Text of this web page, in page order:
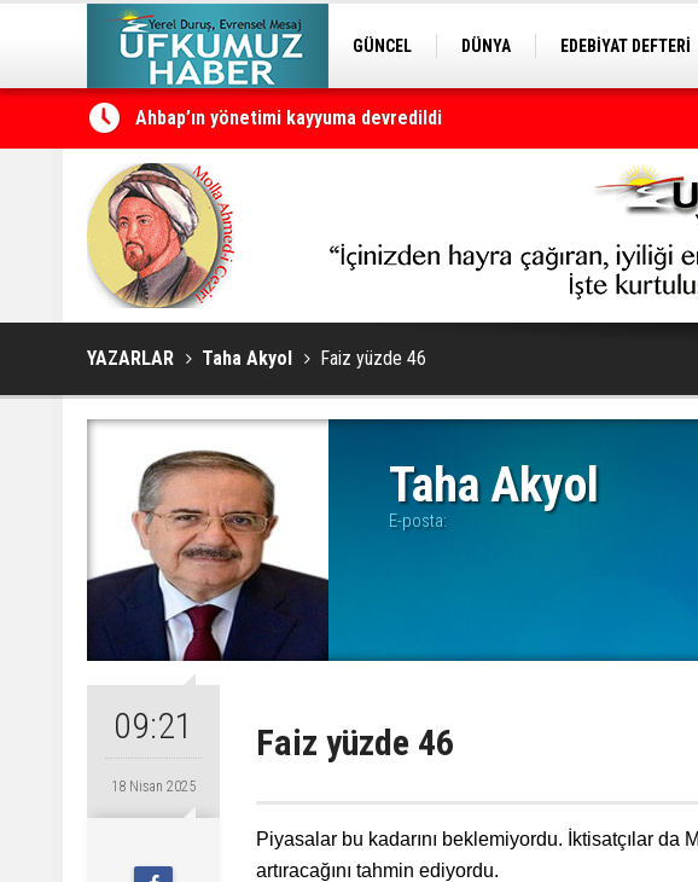
GÜNCEL DÜNYA EDEBİYAT DEFTERİ
Ahbap’ın yönetimi kayyuma devredildi
YAZARLAR Taha Akyol Faiz yüzde 46
Taha Akyol
E-posta:
09:21
18 Nisan 2025
Faiz yüzde 46
Piyasalar bu kadarını beklemiyordu. İktisatçılar da
artıracağını tahmin ediyordu.